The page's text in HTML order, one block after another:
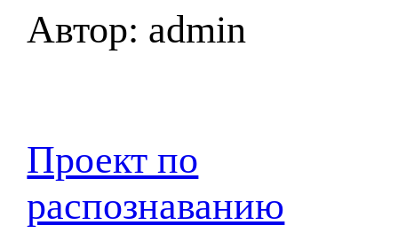
Автор: admin
Проект по
распознаванию